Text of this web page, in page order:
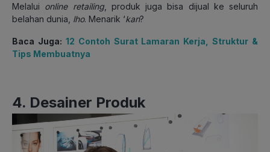
Melalui online retailing, produk juga bisa dijual ke seluruh
belahan dunia, lho. Menarik ‘kan?
Baca Juga: 12 Contoh Surat Lamaran Kerja, Struktur &
Tips Membuatnya
4. Desainer Produk